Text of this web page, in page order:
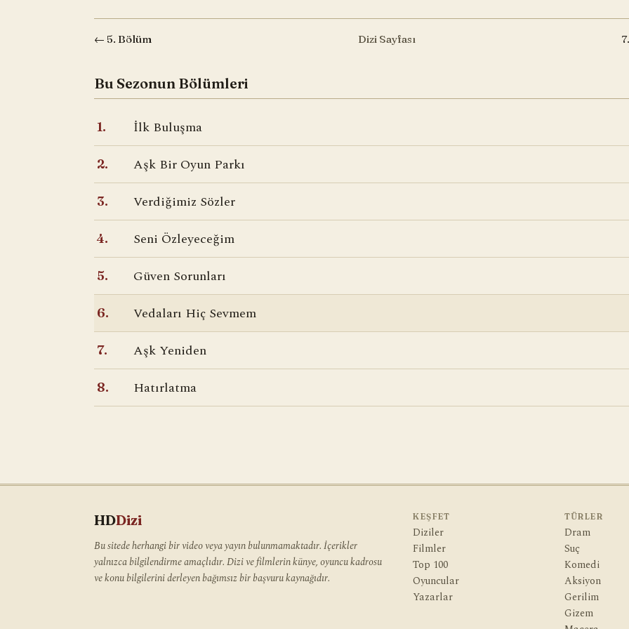
← 5. Bölüm Dizi Sayfası
Bu Sezonun Bölümleri
1. İlk Buluşma
2. Aşk Bir Oyun Parkı
3. Verdiğimiz Sözler
4. Seni Özleyeceğim
5. Güven Sorunları
6. Vedaları Hiç Sevmem
7. Aşk Yeniden
8. Hatırlatma
HDDizi
Bu sitede herhangi bir video veya yayın bulunmamaktadır. İçerikler
yalnızca bilgilendirme amaçlıdır. Dizi ve filmlerin künye, oyuncu kadrosu
ve konu bilgilerini derleyen bağımsız bir başvuru kaynağıdır.
KEŞFET
Diziler
Filmler
Top 100
Oyuncular
Yazarlar
TÜRLER
Dram
Suç
Komedi
Aksiyon
Gerilim
Gizem